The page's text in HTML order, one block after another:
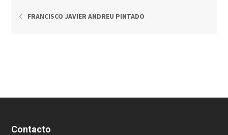
FRANCISCO JAVIER ANDREU PINTADO
Contacto